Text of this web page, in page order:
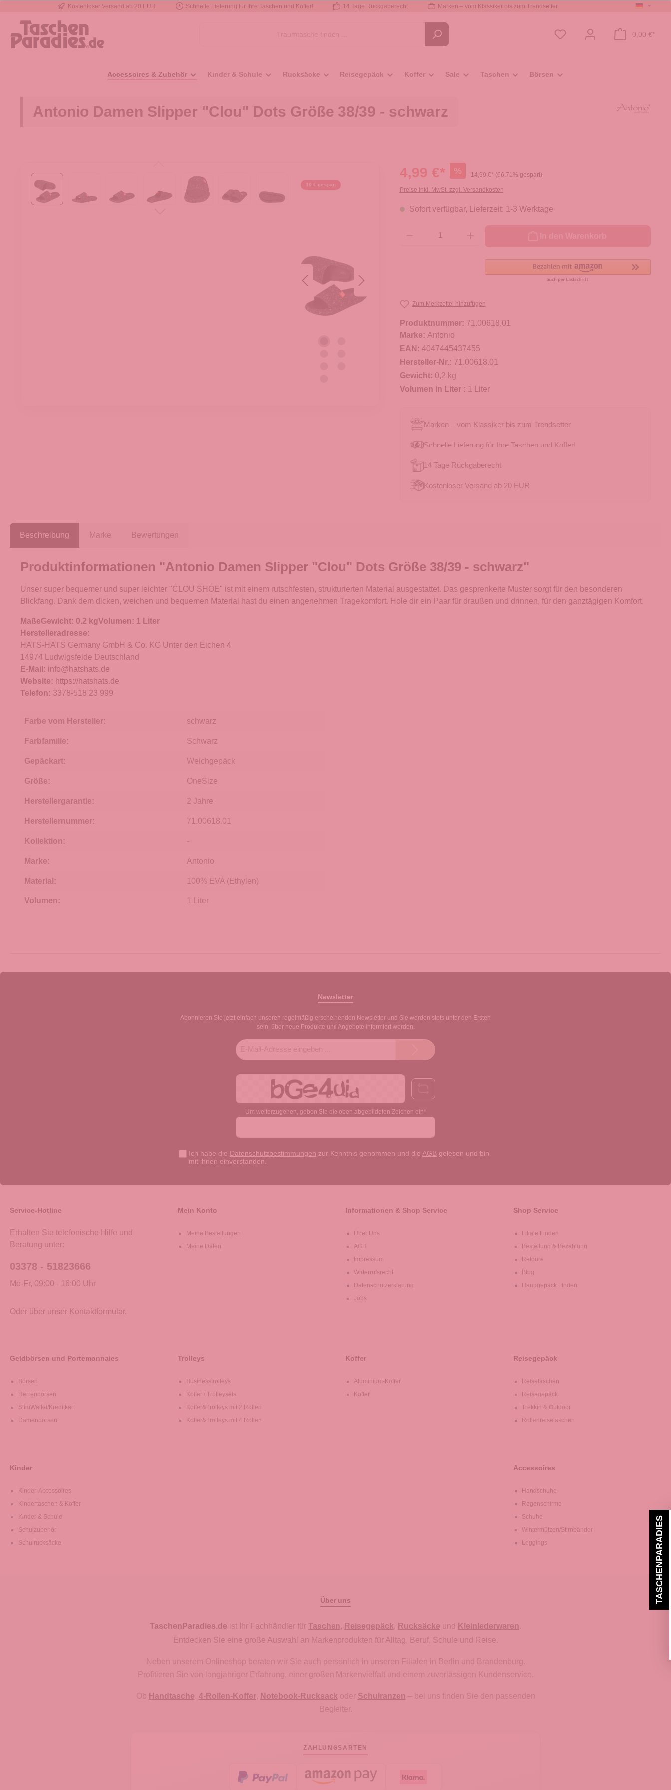
Zur Hauptnavigation springen
Kostenloser Versand ab 20 EUR Schnelle Lieferung für Ihre Taschen und Koffer! 14 Tage Rückgaberecht Marken – vom Klassiker bis zum Trendsetter
0,00 €*
Accessoires & Zubehör Kinder & Schule Rucksäcke Reisegepäck Koffer Sale Taschen Börsen
Antonio Damen Slipper "Clou" Dots Größe 38/39 - schwarz
10 € gespart
4,99 €* % 14,99 €* (66.71% gespart)
Preise inkl. MwSt. zzgl. Versandkosten
Sofort verfügbar, Lieferzeit: 1-3 Werktage
Zum Merkzettel hinzufügen
Produktnummer: 71.00618.01
Marke: Antonio
EAN: 4047445437455
Hersteller-Nr.: 71.00618.01
Gewicht: 0,2 kg
Volumen in Liter : 1 Liter
Marken – vom Klassiker bis zum Trendsetter
Schnelle Lieferung für Ihre Taschen und Koffer!
14 Tage Rückgaberecht
Kostenloser Versand ab 20 EUR
Beschreibung Marke Bewertungen
Produktinformationen "Antonio Damen Slipper "Clou" Dots Größe 38/39 - schwarz"
Unser super bequemer und super leichter "CLOU SHOE" ist mit einem rutschfesten, strukturierten Material ausgestattet. Das gesprenkelte Muster sorgt für den besonderen
Blickfang. Dank dem dicken, weichen und bequemen Material hast du einen angenehmen Tragekomfort. Hole dir ein Paar für draußen und drinnen, für den ganztägigen Komfort.
MaßeGewicht: 0.2 kgVolumen: 1 Liter
Herstelleradresse:
HATS-HATS Germany GmbH & Co. KG Unter den Eichen 4
14974 Ludwigsfelde Deutschland
E-Mail: info@hatshats.de
Website: https://hatshats.de
Telefon: 3378-518 23 999
Farbe vom Hersteller: schwarz
Farbfamilie: Schwarz
Gepäckart: Weichgepäck
Größe: OneSize
Herstellergarantie: 2 Jahre
Herstellernummer: 71.00618.01
Kollektion: -
Marke: Antonio
Material: 100% EVA (Ethylen)
Volumen: 1 Liter
Newsletter
Abonnieren Sie jetzt einfach unseren regelmäßig erscheinenden Newsletter und Sie werden stets unter den Ersten
sein, über neue Produkte und Angebote informiert werden.
Adresse*
Um weiterzugehen, geben Sie die oben abgebildeten Zeichen ein*
Ich habe die Datenschutzbestimmungen zur Kenntnis genommen und die AGB gelesen und bin
mit ihnen einverstanden.
Service-Hotline
Erhalten Sie telefonische Hilfe und
Beratung unter:
03378 - 51823666
Mo-Fr, 09:00 - 16:00 Uhr
Oder über unser Kontaktformular.
Mein Konto
Meine Bestellungen
Meine Daten
Informationen & Shop Service
Über Uns
AGB
Impressum
Widerrufsrecht
Datenschutzerklärung
Jobs
Shop Service
Filiale Finden
Bestellung & Bezahlung
Retoure
Blog
Handgepäck Finden
Geldbörsen und Portemonnaies
Börsen
Herrenbörsen
SlimWallet/Kreditkart
Damenbörsen
Trolleys
Businesstrolleys
Koffer / Trolleysets
Koffer&Trolleys mit 2 Rollen
Koffer&Trolleys mit 4 Rollen
Koffer
Aluminium-Koffer
Koffer
Reisegepäck
Reisetaschen
Reisegepäck
Trekkin & Outdoor
Rollenreisetaschen
Kinder
Kinder-Accessoires
Kindertaschen & Koffer
Kinder & Schule
Schulzubehör
Schulrucksäcke
Accessoires
Handschuhe
Regenschirme
Schuhe
Wintermützen/Stirnbänder
Leggings
Über uns
TaschenParadies.de ist Ihr Fachhändler für Taschen, Reisegepäck, Rucksäcke und Kleinlederwaren.
Entdecken Sie eine große Auswahl an Markenprodukten für Alltag, Beruf, Schule und Reise.
Neben unserem Onlineshop beraten wir Sie auch persönlich in unseren Filialen in Berlin und Brandenburg.
Profitieren Sie von langjähriger Erfahrung, einer großen Markenvielfalt und einem zuverlässigen Kundenservice.
Ob Handtasche, 4-Rollen-Koffer, Notebook-Rucksack oder Schulranzen – bei uns finden Sie den passenden
Begleiter.
ZAHLUNGSARTEN
TASCHENPARADIES